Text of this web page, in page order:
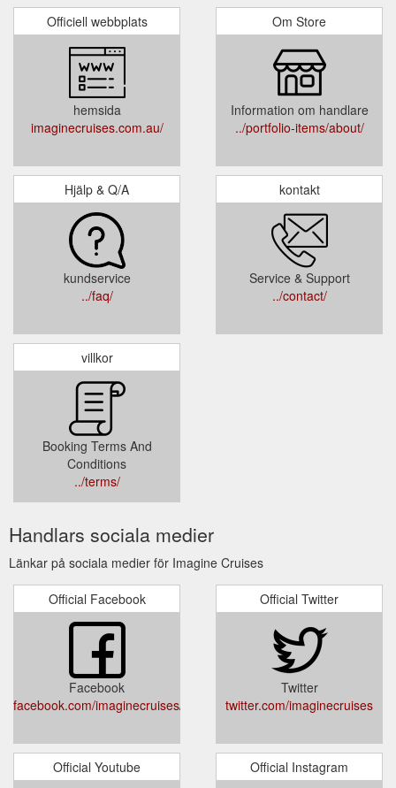
Officiell webbplats
hemsida
imaginecruises.com.au/
Om Store
Information om handlare
../portfolio-items/about/
Hjälp & Q/A
kundservice
../faq/
kontakt
Service & Support
../contact/
villkor
Booking Terms And
Conditions
../terms/
Handlars sociala medier
Länkar på sociala medier för Imagine Cruises
Official Facebook
Facebook
facebook.com/imaginecruises/
Official Twitter
Twitter
twitter.com/imaginecruises
Official Youtube Official Instagram